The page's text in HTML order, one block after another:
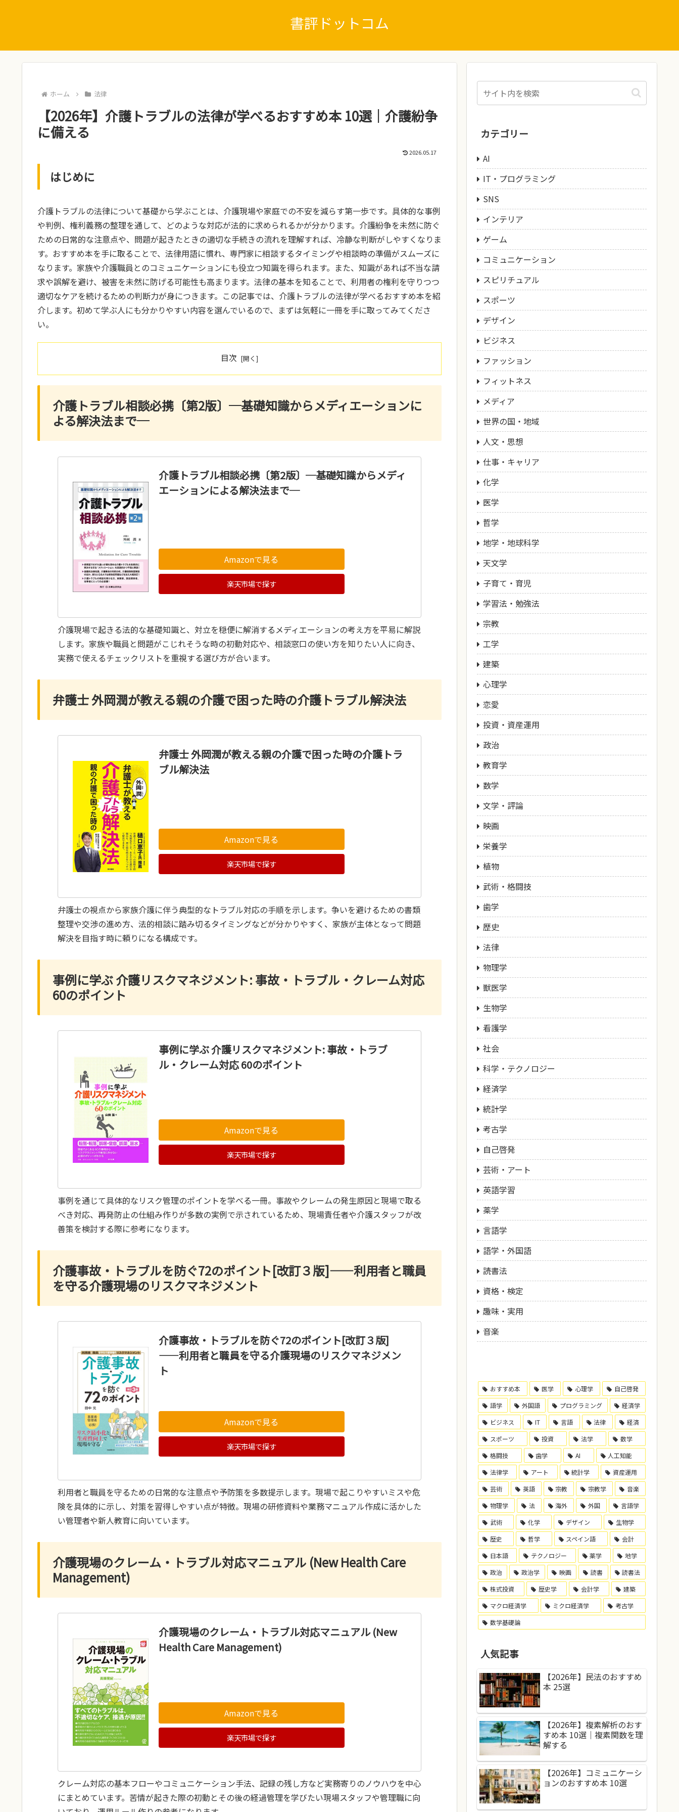
書評ドットコム
ホーム 法律
【2026年】介護トラブルの法律が学べるおすすめ本 10選｜介護紛争
に備える
2026.05.17
はじめに
介護トラブルの法律について基礎から学ぶことは、介護現場や家庭での不安を減らす第一歩です。具体的な事例
や判例、権利義務の整理を通して、どのような対応が法的に求められるかが分かります。介護紛争を未然に防ぐ
ための日常的な注意点や、問題が起きたときの適切な手続きの流れを理解すれば、冷静な判断がしやすくなりま
す。おすすめ本を手に取ることで、法律用語に慣れ、専門家に相談するタイミングや相談時の準備がスムーズに
なります。家族や介護職員とのコミュニケーションにも役立つ知識を得られます。また、知識があれば不当な請
求や誤解を避け、被害を未然に防げる可能性も高まります。法律の基本を知ることで、利用者の権利を守りつつ
適切なケアを続けるための判断力が身につきます。この記事では、介護トラブルの法律が学べるおすすめ本を紹
介します。初めて学ぶ人にも分かりやすい内容を選んでいるので、まずは気軽に一冊を手に取ってみてくださ
い。
目次
介護トラブル相談必携〔第2版〕─基礎知識からメディエーションに
よる解決法まで─
介護トラブル相談必携〔第2版〕─基礎知識からメディ
エーションによる解決法まで─
Amazonで見る
楽天市場で探す
介護現場で起きる法的な基礎知識と、対立を穏便に解消するメディエーションの考え方を平易に解説
します。家族や職員と問題がこじれそうな時の初動対応や、相談窓口の使い方を知りたい人に向き、
実務で使えるチェックリストを重視する選び方が合います。
弁護士 外岡潤が教える親の介護で困った時の介護トラブル解決法
弁護士 外岡潤が教える親の介護で困った時の介護トラ
ブル解決法
Amazonで見る
楽天市場で探す
弁護士の視点から家族介護に伴う典型的なトラブル対応の手順を示します。争いを避けるための書類
整理や交渉の進め方、法的相談に踏み切るタイミングなどが分かりやすく、家族が主体となって問題
解決を目指す時に頼りになる構成です。
事例に学ぶ 介護リスクマネジメント: 事故・トラブル・クレーム対応
60のポイント
事例に学ぶ 介護リスクマネジメント: 事故・トラブ
ル・クレーム対応 60のポイント
Amazonで見る
楽天市場で探す
事例を通じて具体的なリスク管理のポイントを学べる一冊。事故やクレームの発生原因と現場で取る
べき対応、再発防止の仕組み作りが多数の実例で示されているため、現場責任者や介護スタッフが改
善策を検討する際に参考になります。
介護事故・トラブルを防ぐ72のポイント[改訂３版]——利用者と職員
を守る介護現場のリスクマネジメント
介護事故・トラブルを防ぐ72のポイント[改訂３版]
——利用者と職員を守る介護現場のリスクマネジメン
ト
Amazonで見る
楽天市場で探す
利用者と職員を守るための日常的な注意点や予防策を多数提示します。現場で起こりやすいミスや危
険を具体的に示し、対策を習得しやすい点が特徴。現場の研修資料や業務マニュアル作成に活かした
い管理者や新人教育に向いています。
介護現場のクレーム・トラブル対応マニュアル (New Health Care
Management)
介護現場のクレーム・トラブル対応マニュアル (New
Health Care Management)
Amazonで見る
楽天市場で探す
クレーム対応の基本フローやコミュニケーション手法、記録の残し方など実務寄りのノウハウを中心
にまとめています。苦情が起きた際の初動とその後の経過管理を学びたい現場スタッフや管理職に向
カテゴリー
AI
IT・プログラミング
SNS
インテリア
ゲーム
コミュニケーション
スピリチュアル
スポーツ
デザイン
ビジネス
ファッション
フィットネス
メディア
世界の国・地域
人文・思想
仕事・キャリア
化学
医学
哲学
地学・地球科学
天文学
子育て・育児
学習法・勉強法
宗教
工学
建築
心理学
恋愛
投資・資産運用
政治
教育学
数学
文学・評論
映画
栄養学
植物
武術・格闘技
歯学
歴史
法律
物理学
獣医学
生物学
看護学
社会
科学・テクノロジー
経済学
統計学
考古学
自己啓発
芸術・アート
英語学習
薬学
言語学
語学・外国語
読書法
資格・検定
趣味・実用
音楽
おすすめ本 医学 心理学
自己啓発
語学
外国語 プログラミング
経済学
ビジネス
IT 言語 法律
経済
スポーツ
投資 法学
数学
格闘技
歯学 AI
人工知能
法律学
アート 統計学
資産運用
芸術
英語 宗教 宗教学
音楽
物理学
法 海外 外国
言語学
武術
化学 デザイン
生物学
歴史
哲学 スペイン語
会計
日本語
テクノロジー 薬学
地学
政治
政治学 映画 読書
読書法
株式投資
歴史学 会計学
建築
マクロ経済学
ミクロ経済学
考古学
数学基礎論
人気記事
【2026年】民法のおすすめ
本 25選
【2026年】複素解析のおす
すめ本 10選｜複素関数を理
解する
【2026年】コミュニケーシ
ョンのおすすめ本 10選